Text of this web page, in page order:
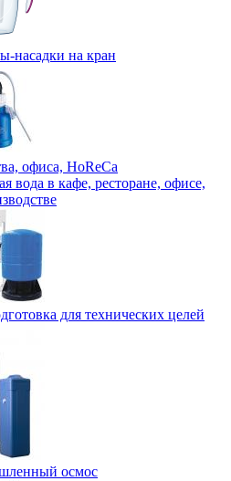
насадки на кран
офиса, HoReCa
вода в кафе, ресторане, офисе,
для технических целей
осмос